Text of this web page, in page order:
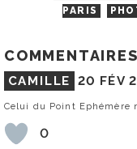
PARIS
COMMENTAIRES
CAMILLE 20 FÉV
Celui du Point Ephémère
0